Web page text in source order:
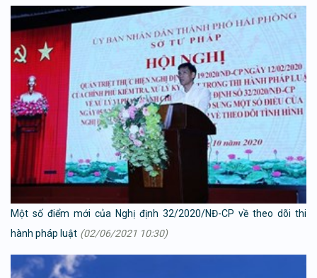
Một số điểm mới của Nghị định 32/2020/NĐ-CP về theo dõi thi
hành pháp luật (02/06/2021 10:30)